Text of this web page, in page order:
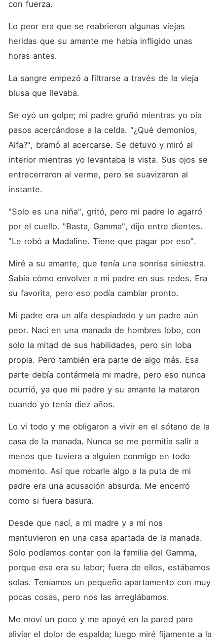
mentira. A medida que los
secretos salían a la luz, lo
único que Alora y el Alfa
era la verdad y la venganza,
con el fin de recuperar la
con fuerza.
Lo peor era que se reabrieron algunas viejas
heridas que su amante me había infligido unas
horas antes.
La sangre empezó a filtrarse a través de la vieja
blusa que llevaba.
Se oyó un golpe; mi padre gruñó mientras yo oía
pasos acercándose a la celda. "¿Qué demonios,
Alfa?", bramó al acercarse. Se detuvo y miró al
interior mientras yo levantaba la vista. Sus ojos se
entrecerraron al verme, pero se suavizaron al
instante.
"Solo es una niña", gritó, pero mi padre lo agarró
por el cuello. "Basta, Gamma", dijo entre dientes.
"Le robó a Madaline. Tiene que pagar por eso".
Miré a su amante, que tenía una sonrisa siniestra.
Sabía cómo envolver a mi padre en sus redes. Era
su favorita, pero eso podía cambiar pronto.
Mi padre era un alfa despiadado y un padre aún
peor. Nací en una manada de hombres lobo, con
solo la mitad de sus habilidades, pero sin loba
propia. Pero también era parte de algo más. Esa
parte debía contármela mi madre, pero eso nunca
ocurrió, ya que mi padre y su amante la mataron
cuando yo tenía diez años.
Lo vi todo y me obligaron a vivir en el sótano de la
casa de la manada. Nunca se me permitía salir a
menos que tuviera a alguien conmigo en todo
momento. Así que robarle algo a la puta de mi
padre era una acusación absurda. Me encerró
como si fuera basura.
Desde que nací, a mi madre y a mí nos
mantuvieron en una casa apartada de la manada.
Solo podíamos contar con la familia del Gamma,
porque esa era su labor; fuera de ellos, estábamos
solas. Teníamos un pequeño apartamento con muy
pocas cosas, pero nos las arreglábamos.
Me moví un poco y me apoyé en la pared para
aliviar el dolor de espalda; luego miré fijamente a la